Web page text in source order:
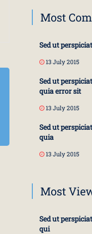
Most
Sed ut
13 July 2015
Sed ut
quia error sit
13 July 2015
Sed ut
quia
13 July 2015
Most
Sed ut
qui